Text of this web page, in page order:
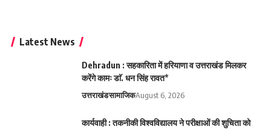
Latest News
Dehradun : सहकारिता में हरियाणा व उत्तराखंड मिलकर
करेंगे कामः डाॅ. धन सिंह रावत*
उत्तराखंडसामाजिकAugust 6, 2026
कार्यवाही : तकनीकी विश्वविद्यालय ने परीक्षाओं की शुचिता को